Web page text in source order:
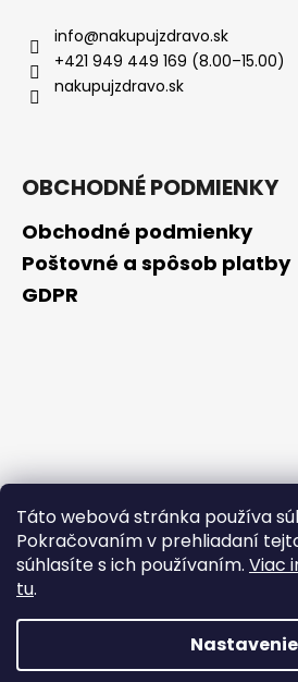
Táto webová stránka používa
Pokračovaním v prehliadaní
súhlasíte s ich používaním. Viac
tu.
Nastavenie
info@nakupujzdravo.sk
+421 949 449 169 (8.00–15.00)
nakupujzdravo.sk
OBCHODNÉ PODMIENKY
Obchodné podmienky
Poštovné a spôsob platby
GDPR